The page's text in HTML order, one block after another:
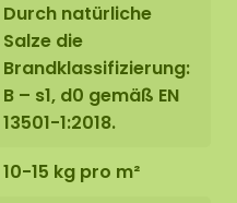
Durch natürliche
Salze die
Brandklassifizierung:
B – s1, d0 gemäß EN
13501-1:2018.
10-15 kg pro m²